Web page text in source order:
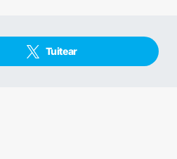
Tuitear